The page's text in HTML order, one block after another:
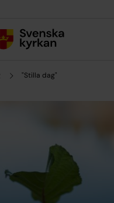
"Stilla dag"